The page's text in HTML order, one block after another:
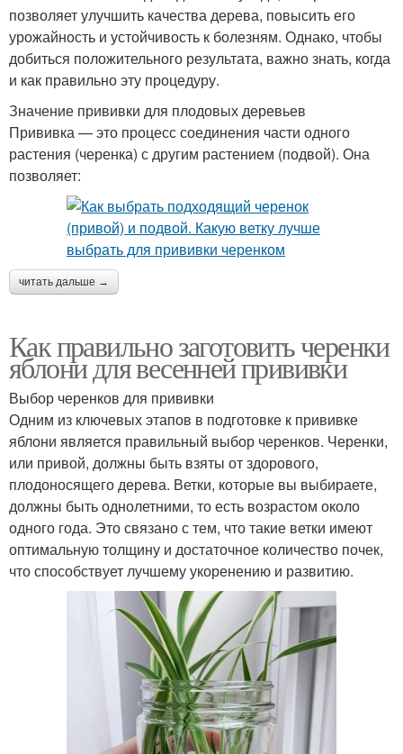
позволяет улучшить качества дерева, повысить его
урожайность и устойчивость к болезням. Однако, чтобы
добиться положительного результата, важно знать, когда
и как правильно эту процедуру.
Значение прививки для плодовых деревьев
Прививка — это процесс соединения части одного
растения (черенка) с другим растением (подвой). Она
позволяет:
читать дальше →
Как правильно заготовить черенки
яблони для весенней прививки
Выбор черенков для прививки
Одним из ключевых этапов в подготовке к прививке
яблони является правильный выбор черенков. Черенки,
или привой, должны быть взяты от здорового,
плодоносящего дерева. Ветки, которые вы выбираете,
должны быть однолетними, то есть возрастом около
одного года. Это связано с тем, что такие ветки имеют
оптимальную толщину и достаточное количество почек,
что способствует лучшему укоренению и развитию.